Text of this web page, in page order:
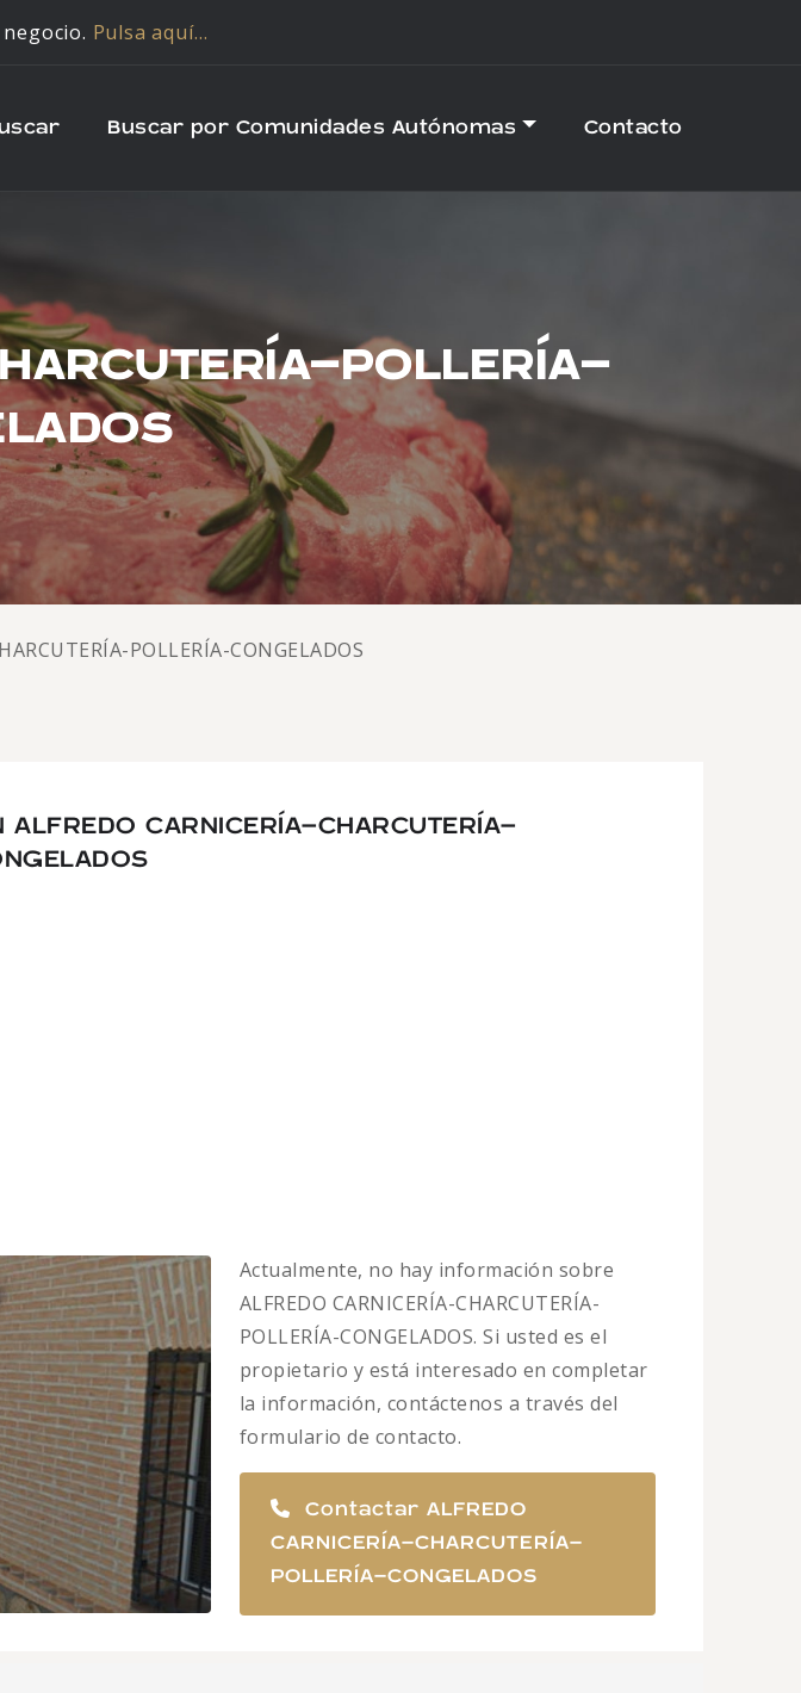
Pulsa aquí…
Buscar por Comunidades Autónomas Contacto
POLLERÍA-
POLLERÍA-CONGELADOS
ALFREDO CARNICERÍA-CHARCUTERÍA-
Actualmente, no hay información sobre
ALFREDO CARNICERÍA-CHARCUTERÍA-
POLLERÍA-CONGELADOS. Si usted es el
propietario y está interesado en completar
la información, contáctenos a través del
formulario de contacto.
Contactar ALFREDO
CARNICERÍA-CHARCUTERÍA-
POLLERÍA-CONGELADOS